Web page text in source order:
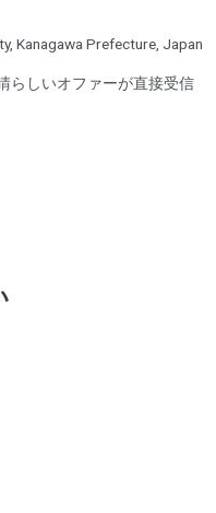
Kanagawa Prefecture, Japan
らしいオファーが直接受信